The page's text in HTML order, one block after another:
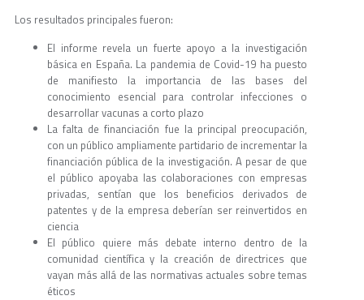
Los resultados principales fueron:
El informe revela un fuerte apoyo a la investigación
básica en España. La pandemia de Covid-19 ha puesto
de manifiesto la importancia de las bases del
conocimiento esencial para controlar infecciones o
desarrollar vacunas a corto plazo
La falta de financiación fue la principal preocupación,
con un público ampliamente partidario de incrementar la
financiación pública de la investigación. A pesar de que
el público apoyaba las colaboraciones con empresas
privadas, sentían que los beneficios derivados de
patentes y de la empresa deberían ser reinvertidos en
ciencia
El público quiere más debate interno dentro de la
comunidad científica y la creación de directrices que
vayan más allá de las normativas actuales sobre temas
éticos